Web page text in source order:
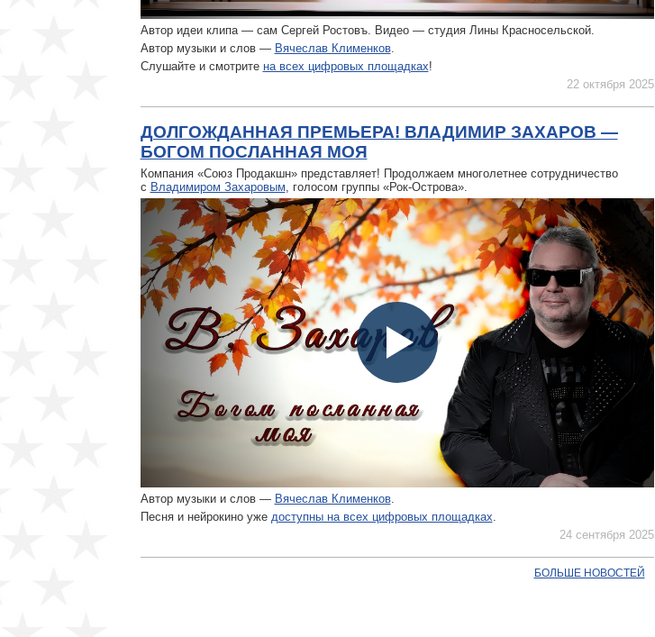
Автор идеи клипа — сам Сергей Ростовъ. Видео — студия Лины Красносельской.
Автор музыки и слов — Вячеслав Клименков.
Слушайте и смотрите на всех цифровых площадках!
22 октября 2025
ДОЛГОЖДАННАЯ ПРЕМЬЕРА! ВЛАДИМИР ЗАХАРОВ —
БОГОМ ПОСЛАННАЯ МОЯ
Компания «Союз Продакшн» представляет! Продолжаем многолетнее сотрудничество
с Владимиром Захаровым, голосом группы «Рок-Острова».
Автор музыки и слов — Вячеслав Клименков.
Песня и нейрокино уже доступны на всех цифровых площадках
24 сентября 2025
БОЛЬШЕ НОВОСТЕЙ